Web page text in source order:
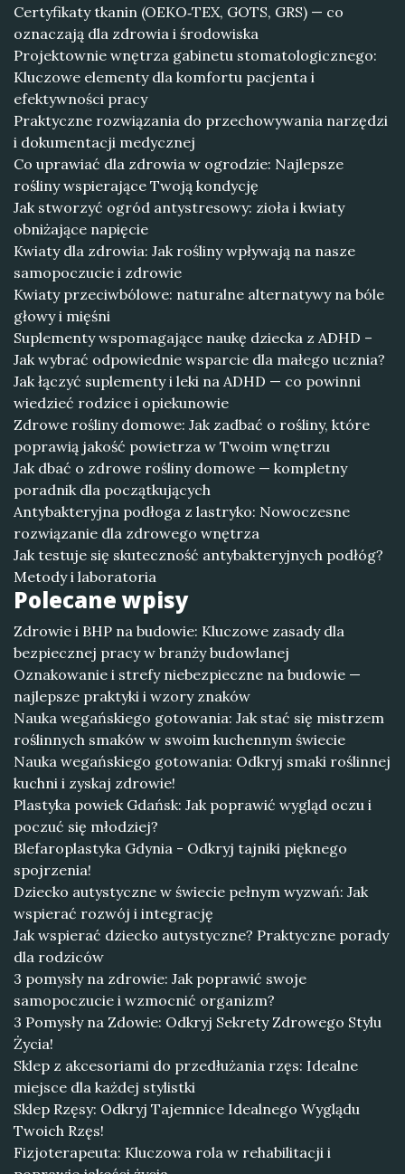
Certyfikaty tkanin (OEKO‑TEX, GOTS, GRS) — co
oznaczają dla zdrowia i środowiska
Projektownie wnętrza gabinetu stomatologicznego:
Kluczowe elementy dla komfortu pacjenta i
efektywności pracy
Praktyczne rozwiązania do przechowywania narzędzi
i dokumentacji medycznej
Co uprawiać dla zdrowia w ogrodzie: Najlepsze
rośliny wspierające Twoją kondycję
Jak stworzyć ogród antystresowy: zioła i kwiaty
obniżające napięcie
Kwiaty dla zdrowia: Jak rośliny wpływają na nasze
samopoczucie i zdrowie
Kwiaty przeciwbólowe: naturalne alternatywy na bóle
głowy i mięśni
Suplementy wspomagające naukę dziecka z ADHD –
Jak wybrać odpowiednie wsparcie dla małego ucznia?
Jak łączyć suplementy i leki na ADHD — co powinni
wiedzieć rodzice i opiekunowie
Zdrowe rośliny domowe: Jak zadbać o rośliny, które
poprawią jakość powietrza w Twoim wnętrzu
Jak dbać o zdrowe rośliny domowe — kompletny
poradnik dla początkujących
Antybakteryjna podłoga z lastryko: Nowoczesne
rozwiązanie dla zdrowego wnętrza
Jak testuje się skuteczność antybakteryjnych podłóg?
Metody i laboratoria
Polecane wpisy
Zdrowie i BHP na budowie: Kluczowe zasady dla
bezpiecznej pracy w branży budowlanej
Oznakowanie i strefy niebezpieczne na budowie —
najlepsze praktyki i wzory znaków
Nauka wegańskiego gotowania: Jak stać się mistrzem
roślinnych smaków w swoim kuchennym świecie
Nauka wegańskiego gotowania: Odkryj smaki roślinnej
kuchni i zyskaj zdrowie!
Plastyka powiek Gdańsk: Jak poprawić wygląd oczu i
poczuć się młodziej?
Blefaroplastyka Gdynia - Odkryj tajniki pięknego
spojrzenia!
Dziecko autystyczne w świecie pełnym wyzwań: Jak
wspierać rozwój i integrację
Jak wspierać dziecko autystyczne? Praktyczne porady
dla rodziców
3 pomysły na zdrowie: Jak poprawić swoje
samopoczucie i wzmocnić organizm?
3 Pomysły na Zdowie: Odkryj Sekrety Zdrowego Stylu
Życia!
Sklep z akcesoriami do przedłużania rzęs: Idealne
miejsce dla każdej stylistki
Sklep Rzęsy: Odkryj Tajemnice Idealnego Wyglądu
Twoich Rzęs!
Fizjoterapeuta: Kluczowa rola w rehabilitacji i